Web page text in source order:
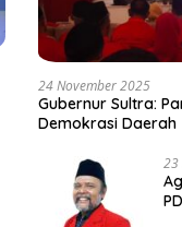
24 November 2025
Gubernur Sultra:
Demokrasi Daerah
23